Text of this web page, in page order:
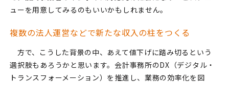
ューを用意してみるのもいいかもしれません。
複数の法人運営などで新たな収入の柱をつくる
方で、こうした背景の中、あえて値下げに踏み切るという
選択肢もあろうかと思います。会計事務所のDX（デジタル・
トランスフォーメーション）を推進し、業務の効率化を図